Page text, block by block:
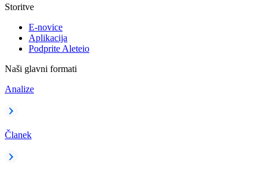
Storitve
E-novice
Aplikacija
Podprite Aleteio
Naši glavni formati
Analize
Članek